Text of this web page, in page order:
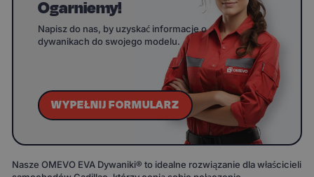
Ogarniemy!
Napisz do nas, by uzyskać informacje o
dywanikach do swojego modelu.
WYPEŁNIJ FORMULARZ
Nasze OMEVO EVA Dywaniki® to idealne rozwiązanie dla właścicieli